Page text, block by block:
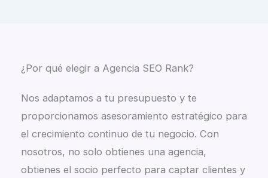
¿Por qué elegir a Agencia SEO Rank?​
Nos adaptamos a tu presupuesto y te
proporcionamos asesoramiento estratégico para
el crecimiento continuo de tu negocio. Con
nosotros, no solo obtienes una agencia,
obtienes el socio perfecto para captar clientes y